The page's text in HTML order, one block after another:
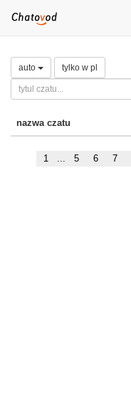
auto tylko w pl
nazwa czatu
1 ... 5 6 7